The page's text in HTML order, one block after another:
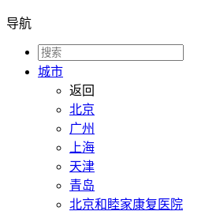
导航
城市
返回
北京
广州
上海
天津
青岛
北京和睦家康复医院